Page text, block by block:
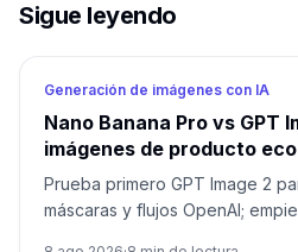
Sigue leyendo
Generación de imágenes con IA
Nano Banana Pro vs GPT
imágenes de producto
Prueba primero GPT Image 2
máscaras y flujos OpenAI;